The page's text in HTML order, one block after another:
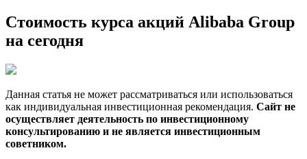
Стоимость курса акций Alibaba Group
на сегодня
Данная статья не может рассматриваться или использоваться
как индивидуальная инвестиционная рекомендация. Сайт не
осуществляет деятельность по инвестиционному
консультированию и не является инвестиционным
советником.